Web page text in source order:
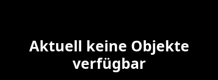
Aktuell keine Objekte
verfügbar